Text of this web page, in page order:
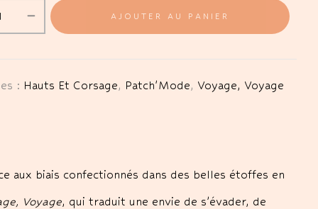
AJOUTER AU PANIER
: Hauts Et Corsage, Patch'Mode, Voyage, Voyage
aux biais confectionnés dans des belles étoffes en
Voyage, qui traduit une envie de s’évader, de